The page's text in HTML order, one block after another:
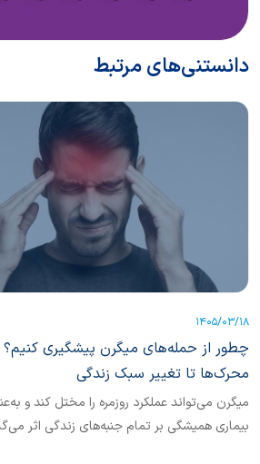
دانستنی‌های مرتبط
1405/03/18
چطور از حمله‌های میگرن پیشگیری کنیم؟
محرک‌ها تا تغییر سبک زندگی
میگرن می‌تواند عملکرد روزمره را مختل ‌کند و
بیماری همیشگی بر تمام جنبه‌های زندگی اثر